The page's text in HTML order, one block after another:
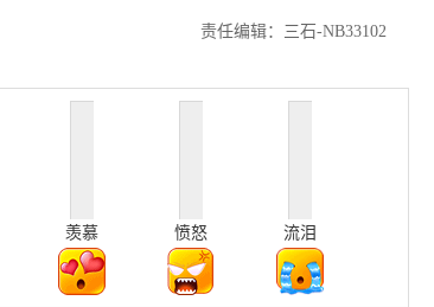
责任编辑：三石-NB33102
羡慕 愤怒 流泪